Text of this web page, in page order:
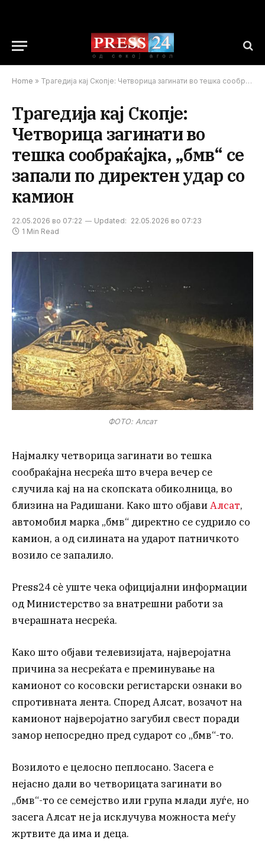
Home » Трагедија кај Скопје: Четворица загинати во тешка сообраќајка, „бмв“ се запали по директен удар со камион
Трагедија кај Скопје:
Четворица загинати во
тешка сообраќајка, „бмв“ се
запали по директен удар со
камион
22.05.2026 во 07:22 Updated: 22.05.2026 во 07:23
1 Min Read
ФОТО: Алсат
Најмалку четворица загинати во тешка
сообраќајна несреќа што вчера вечер се
случила кај на на скопската обиколница, во
близина на Радишани. Како што објавиАлсат,
автомобил марка „бмв“ директно се судрило со
камион, а од силината на ударот патничкото
возило се запалило.
Press24 сѐ уште чека официјални информации
од Министерство за внатрешни работи за
вчерашната несреќа.
Како што објави телевизијата, најверојатна
причина за несреќата е преминување на
камионот со косовски регистарски ознаки во
спротивната лента. Според Алсат, возачот на
камионот најверојатно загубил свест поради
замор непосредно пред сударот со „бмв“-то.
Возилото е целосно пеплосано. Засега е
нејасно дали во четворицата загинати во
„бмв“-то се семејство или група млади луѓе, но
засега Алсат не ја исклучува можноста меѓу
жртвите да има и деца.